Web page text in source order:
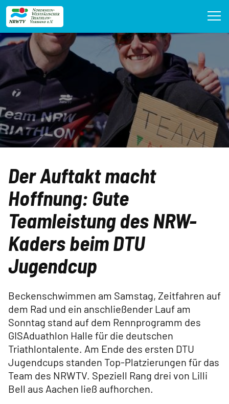
Direkt
zum
Inhalt
Der Auftakt macht
Hoffnung: Gute
Teamleistung des NRW-
Kaders beim DTU
Jugendcup
Beckenschwimmen am Samstag, Zeitfahren auf
dem Rad und ein anschließender Lauf am
Sonntag stand auf dem Rennprogramm des
GISAduathlon Halle für die deutschen
Triathlontalente. Am Ende des ersten DTU
Jugendcups standen Top-Platzierungen für das
Team des NRWTV. Speziell Rang drei von Lilli
Bell aus Aachen ließ aufhorchen.